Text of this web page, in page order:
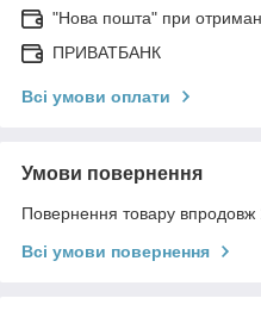
"Нова пошта" при
ПРИВАТБАНК
Всі умови оплати
Умови повернення
Повернення товару впродовж
Всі умови повернення